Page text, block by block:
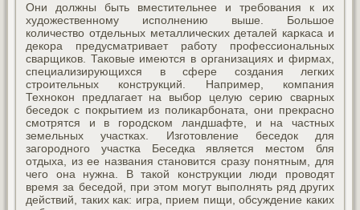
Они должны быть вместительнее и требования к их
художественному исполнению выше. Большое
количество отдельных металлических деталей каркаса и
декора предусматривает работу профессиональных
сварщиков. Таковые имеются в организациях и фирмах,
специализирующихся в сфере создания легких
строительных конструкций. Например, компания
Технокон предлагает на выбор целую серию сварных
беседок с покрытием из поликарбоната, они прекрасно
смотрятся и в городском ландшафте, и на частных
земельных участках. Изготовление беседок для
загородного участка Беседка является местом бля
отдыха, из ее названия становится сразу понятным, для
чего она нужна. В такой конструкции люди проводят
время за беседой, при этом могут выполнять ряд других
действий, таких как: игра, прием пищи, обсуждение каких